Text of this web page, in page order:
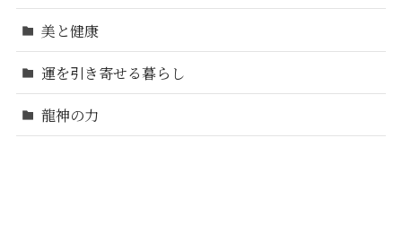
美と健康
運を引き寄せる暮らし
龍神の力